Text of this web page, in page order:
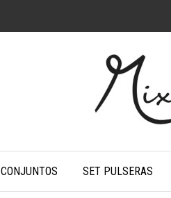
CONJUNTOS SET PULSERAS